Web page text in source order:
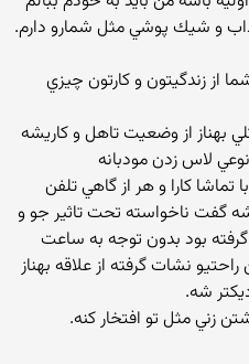
و شيك پوشي مثل شمارو دارم.
از زندگيتون و كارتون چيزي
2 نفر توضيح كلي بهناز از وضعيت تاهل و كاريشه
لاس زدن مودبانه
كارا و هر از گاهي تلفن
گفت ناخواسته تحت تاثير جو و
بود بدون توجه به ساعت
نشات گرفته از علاقه بهناز
شه.
زني مثل تو افتخار كنه.